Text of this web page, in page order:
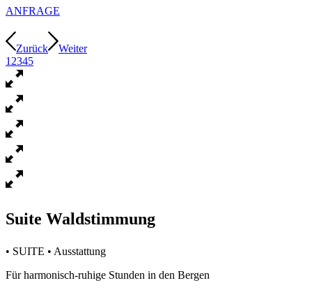
ANFRAGE
Zurück
Weiter
1 2345
Suite Waldstimmung
• SUITE • Ausstattung
Für harmonisch-ruhige Stunden in den Bergen